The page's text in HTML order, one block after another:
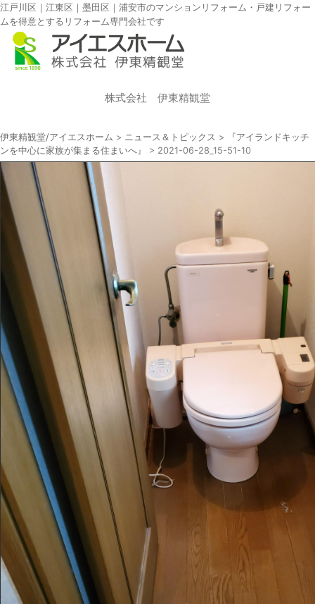
江戸川区｜江東区｜墨田区｜浦安市のマンションリフォーム・戸建リフォー
ムを得意とするリフォーム専門会社です
株式会社 伊東精観堂
伊東精観堂/アイエスホーム > ニュース＆トピックス >
『アイランドキッチ
ンを中心に家族が集まる住まいへ』
> 2021-06-28_15-51-10